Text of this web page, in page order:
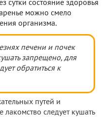
сутки состояние здоровья
можно смело
организма.
печени и почек
запрещено, для
обратиться к
путей и
следует кушать